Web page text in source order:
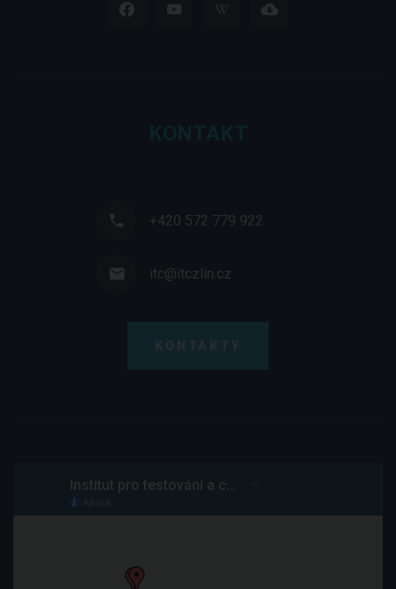
+420 572 779 922
itc@itczlin.cz
KONTAKTY